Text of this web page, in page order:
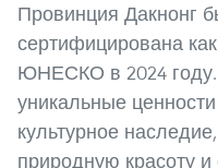
Провинция Дакнонг
сертифицирована
ЮНЕСКО в 2024 году.
уникальные
культурное
природную красоту